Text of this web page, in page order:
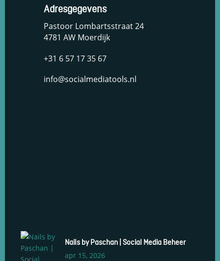
Adresgegevens
Pastoor Lombartsstraat 24
4781 AW Moerdijk
+31 6 57 17 35 67
info@socialmediatools.nl
Nails by Paschan | Social Media Beheer
apr 15, 2026